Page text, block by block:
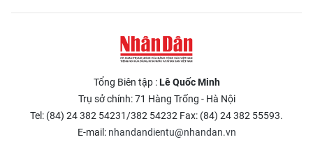
Tổng Biên tập :Lê Quốc Minh
Trụ sở chính: 71 Hàng Trống - Hà Nội
Tel: (84) 24 382 54231/382 54232 Fax: (84) 24 382 55593.
E-mail: nhandandientu@nhandan.vn